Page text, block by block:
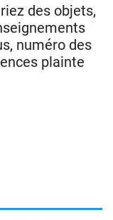
des objets,
numéro des
plainte